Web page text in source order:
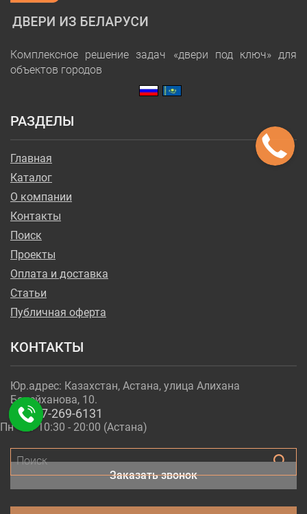
Комплексное решение задач «двери под ключ» для
объектов городов
РАЗДЕЛЫ
Главная
Каталог
О компании
Контакты
Поиск
Проекты
Оплата и доставка
Статьи
Публичная оферта
КОНТАКТЫ
Юр.адрес: Казахстан, Астана, улица Алихана
Бокейханова, 10.
+7-717-269-6131
Пн - Пт 10:30 - 20:00 (Астана)
Заказать звонок